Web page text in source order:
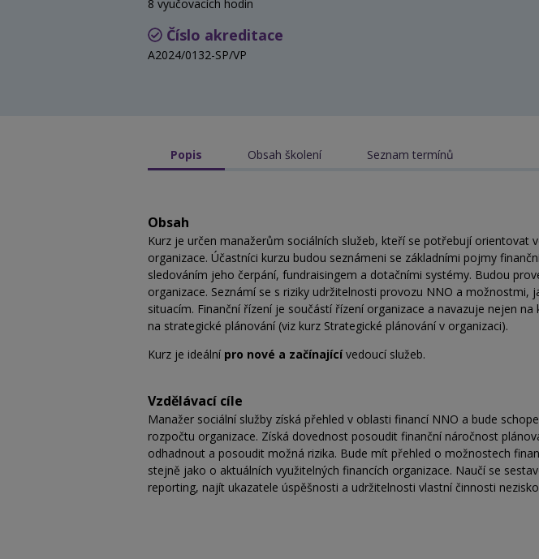
8 vyučovacích hodin
Číslo akreditace
A2024/0132-SP/VP
Popis Obsah školení Seznam termínů
Obsah
Kurz je určen manažerům sociálních služeb, kteří se potřebují orientovat
organizace. Účastníci kurzu budou seznámeni se základními pojmy
sledováním jeho čerpání, fundraisingem a dotačními systémy. Budou
organizace. Seznámí se s riziky udržitelnosti provozu NNO a možnostmi,
situacím. Finanční řízení je součástí řízení organizace a navazuje nejen
na strategické plánování (viz kurz Strategické plánování v organizaci).
Kurz je ideální pro nové a začínajícívedoucí služeb.
Vzdělávací cíle
Manažer sociální služby získá přehled v oblasti financí NNO a bude
rozpočtu organizace. Získá dovednost posoudit finanční náročnost
odhadnout a posoudit možná rizika. Bude mít přehled o možnostech
stejně jako o aktuálních využitelných financích organizace. Naučí se
reporting, najít ukazatele úspěšnosti a udržitelnosti vlastní činnosti